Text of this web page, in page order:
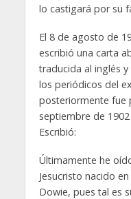
lo castigará por su
El 8 de agosto de
escribió una carta
traducida al inglés
los periódicos del
posteriormente fue
septiembre de
Escribió:
Últimamente he
Jesucristo nacido
Dowie, pues tal es